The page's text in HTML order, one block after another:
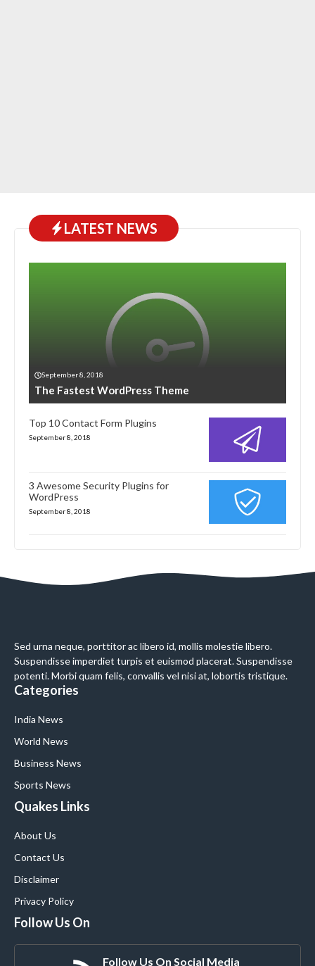
LATEST NEWS
September 8, 2018
The Fastest WordPress Theme
Top 10 Contact Form Plugins
September 8, 2018
3 Awesome Security Plugins for
WordPress
September 8, 2018
Sed urna neque, porttitor ac libero id, mollis molestie libero.
Suspendisse imperdiet turpis et euismod placerat. Suspendisse
potenti. Morbi quam felis, convallis vel nisi at, lobortis tristique.
Categories
India News
World News
Business News
Sports News
Quakes Links
About Us
Contact Us
Disclaimer
Privacy Policy
Follow Us On
Follow Us On Social Media